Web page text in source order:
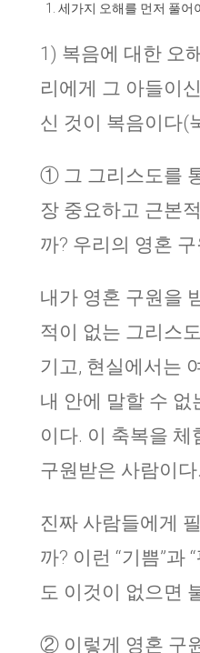
세가지 오해를 먼저 풀어
1) 복음에 대한 오
리에게 그 아들이
신 것이 복음이다(
① 그 그리스도를
장 중요하고 근본
까? 우리의 영혼
내가 영혼 구원을
적이 없는 그리스
기고, 현실에서는
내 안에 말할 수 없
이다. 이 축복을
구원받은 사람이다.
진짜 사람들에게
까? 이런 “기쁨”과
도 이것이 없으면
② 이렇게 영혼 구